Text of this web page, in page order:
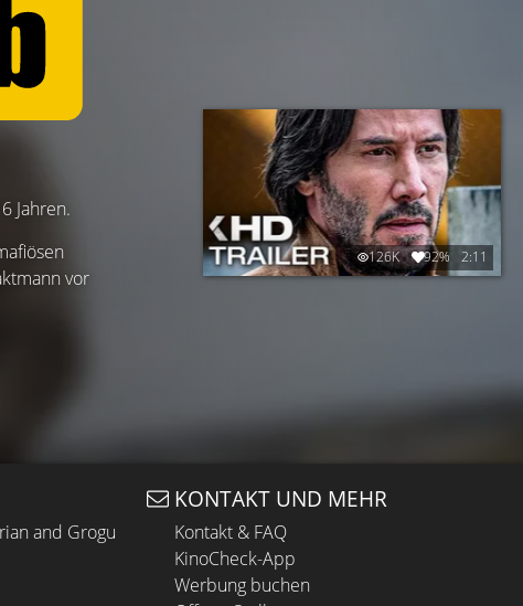
Jahren.
vor
126K 92% 2:11
and Grogu
KONTAKT UND MEHR
Kontakt & FAQ
KinoCheck-App
Werbung buchen